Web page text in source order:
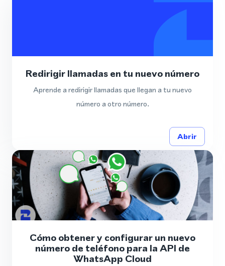
Redirigir llamadas en tu nuevo número
Aprende a redirigir llamadas que llegan a tu nuevo
número a otro número.
Abrir
Cómo obtener y configurar un nuevo
número de teléfono para la API de
WhatsApp Cloud